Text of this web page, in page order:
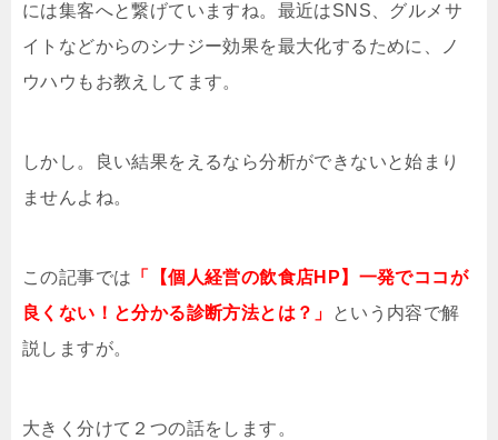
には集客へと繋げていますね。最近はSNS、グルメサ
イトなどからのシナジー効果を最大化するために、ノ
ウハウもお教えしてます。
しかし。良い結果をえるなら分析ができないと始まり
ませんよね。
この記事では 「【個人経営の飲食店HP】一発でココが
良くない！と分かる診断方法とは？」
という内容で解
説しますが。
大きく分けて２つの話をします。